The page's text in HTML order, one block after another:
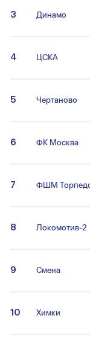
3 Динамо
4 ЦСКА
5 Чертаново
6 ФК Москва
7 ФШМ
8 Локомотив-2
9 Смена
10 Химки